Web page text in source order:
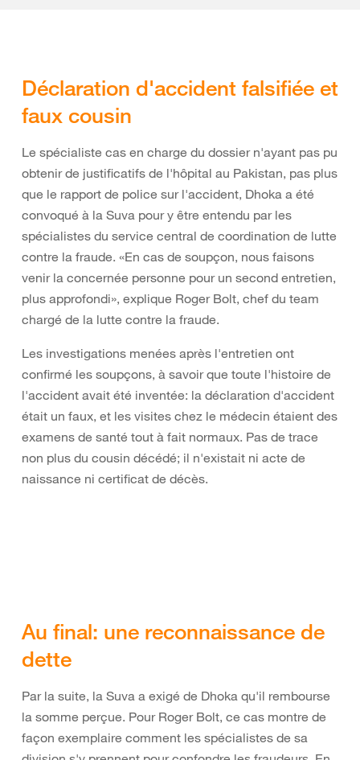
Déclaration d'accident falsifiée et
faux cousin
Le spécialiste cas en charge du dossier n'ayant pas pu
obtenir de justificatifs de l'hôpital au Pakistan, pas plus
que le rapport de police sur l'accident, Dhoka a été
convoqué à la Suva pour y être entendu par les
spécialistes du service central de coordination de lutte
contre la fraude. «En cas de soupçon, nous faisons
venir la concernée personne pour un second entretien,
plus approfondi», explique Roger Bolt, chef du team
chargé de la lutte contre la fraude.
Les investigations menées après l'entretien ont
confirmé les soupçons, à savoir que toute l'histoire de
l'accident avait été inventée: la déclaration d'accident
était un faux, et les visites chez le médecin étaient des
examens de santé tout à fait normaux. Pas de trace
non plus du cousin décédé; il n'existait ni acte de
naissance ni certificat de décès.
Au final: une reconnaissance de
dette
Par la suite, la Suva a exigé de Dhoka qu'il rembourse
la somme perçue. Pour Roger Bolt, ce cas montre de
façon exemplaire comment les spécialistes de sa